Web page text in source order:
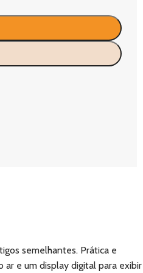
semelhantes. Prática e
ar e um display digital para exibir